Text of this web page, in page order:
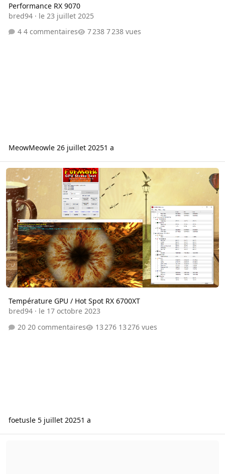
Performance RX 9070
bred94· le 23 juillet 2025
4 commentaires
7 238 vues
MeowMeowle 26 juillet 20251 a
Température GPU / Hot Spot RX 6700XT
Température GPU / Hot Spot RX 6700XT
bred94· le 17 octobre 2023
20 commentaires
13 276 vues
foetusle 5 juillet 20251 a